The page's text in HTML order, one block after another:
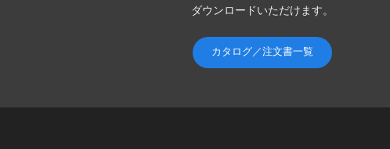
ダウンロードいただけます。
カタログ／注文書一覧